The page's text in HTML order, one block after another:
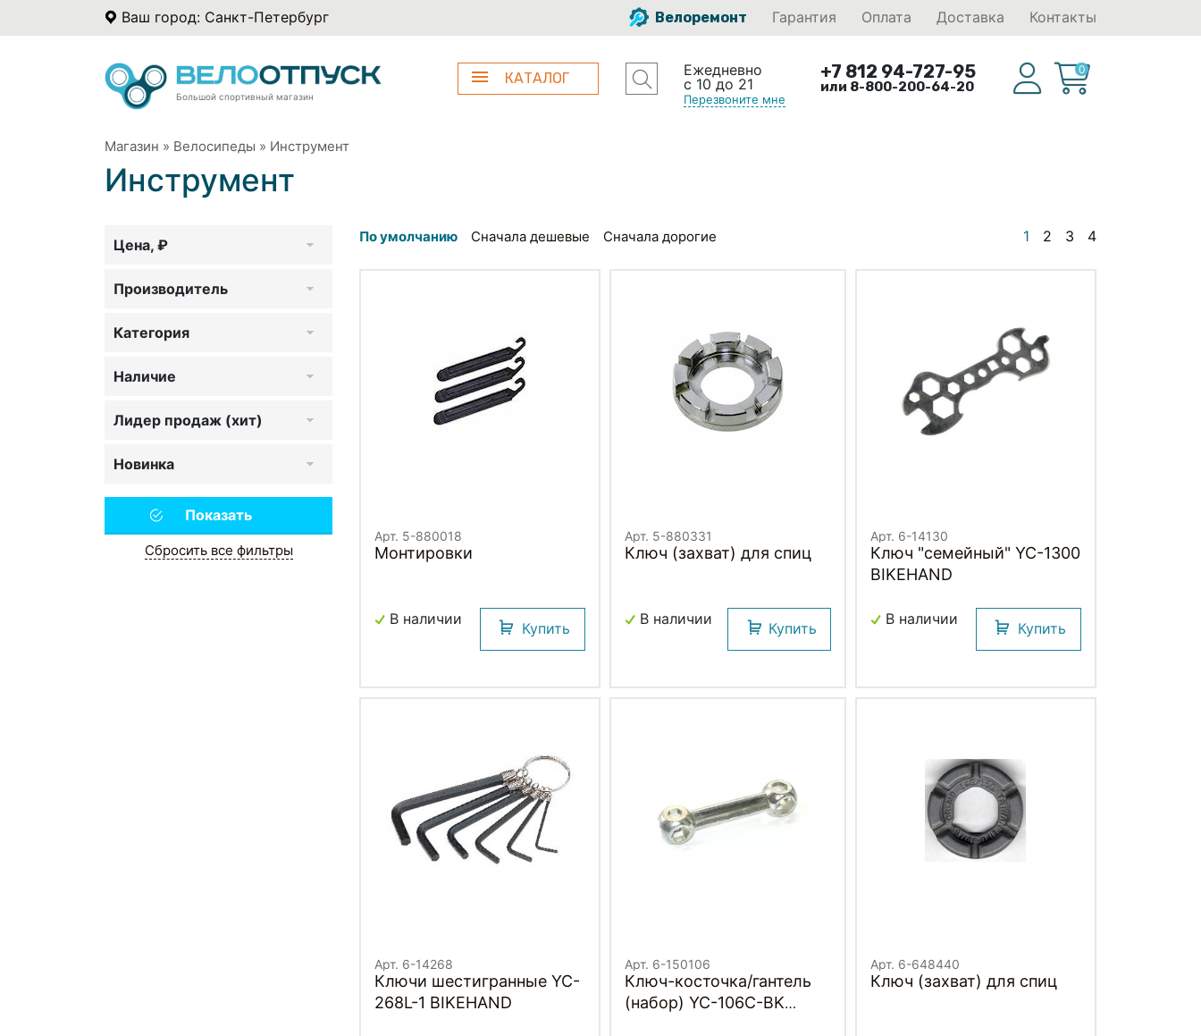
Ваш город: Санкт-Петербург Велоремонт Гарантия Оплата Доставка Контакты
Большой спортивный магазин
КАТАЛОГ
Ежедневно
с 10 до 21
Перезвоните мне
+7 812 94-727-95
или 8-800-200-64-20
0
Магазин » Велосипеды » Инструмент
Инструмент
Цена, ₽
Производитель
Категория
Наличие
Лидер продаж (хит)
Новинка
Сбросить все фильтры
По умолчанию Сначала дешевые Сначала дорогие 1 2 3 4
Арт. 5-880018
Монтировки
В наличии
Купить
Арт. 5-880331
Ключ (захват) для спиц
В наличии
Купить
Арт. 6-14130
Ключ "семейный" YC-1300
BIKEHAND
В наличии
Купить
Арт. 6-14268
Ключи шестигранные YC-
268L-1 BIKEHAND
Арт. 6-150106
Ключ-косточка/гантель
(набор) YC-106C-BK
Арт. 6-648440
Ключ (захват) для спиц